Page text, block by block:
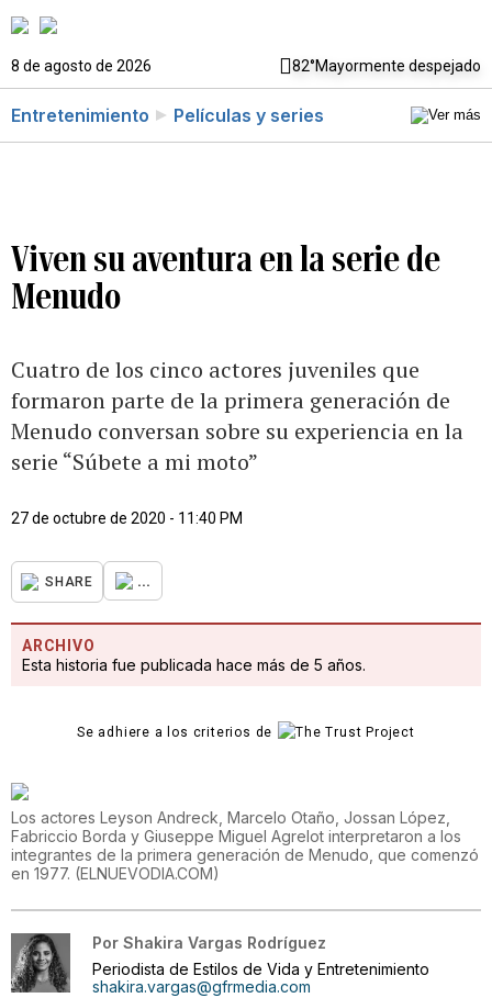
8 de agosto de 2026 82°Mayormente despejado
Entretenimiento Películas y series
Viven su aventura en la serie de
Menudo
Cuatro de los cinco actores juveniles que
formaron parte de la primera generación de
Menudo conversan sobre su experiencia en la
serie “Súbete a mi moto”
27 de octubre de 2020 - 11:40 PM
SHARE ...
ARCHIVO
Esta historia fue publicada hace más de 5 años.
Se adhiere a los criterios de
Los actores Leyson Andreck, Marcelo Otaño, Jossan López,
Fabriccio Borda y Giuseppe Miguel Agrelot interpretaron a los
integrantes de la primera generación de Menudo, que comenzó
en 1977. (ELNUEVODIA.COM)
Por Shakira Vargas Rodríguez
Periodista de Estilos de Vida y Entretenimiento
shakira.vargas@gfrmedia.com